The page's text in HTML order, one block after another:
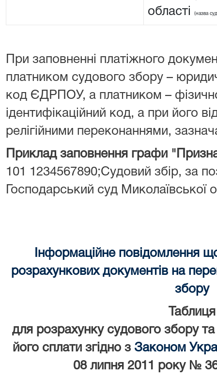
області
(назва
При заповненні платіжного
платником судового збору –
код ЄДРПОУ, а платником –
ідентифікаційний код, а при його
релігійними переконаннями,
Приклад заповнення графи
101 1234567890;Судовий збір, за
Господарський суд Миколаївської
Інформаційне повідомлення
розрахункових документів на
збору
Таблиця
для розрахунку судового збору
його сплати згідно з Законом
08 липня 2011 року №